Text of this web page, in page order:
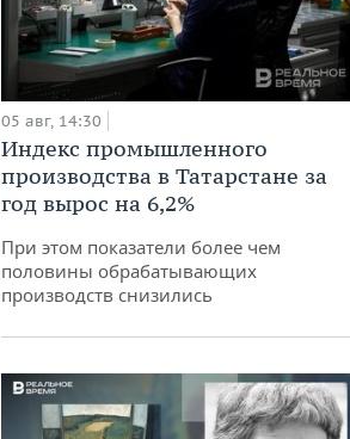
05 авг, 14:30
Индекс промышленного
производства в Татарстане за
год вырос на 6,2%
При этом показатели более чем
половины обрабатывающих
производств снизились